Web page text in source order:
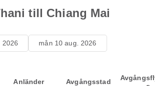
till Chiang Mai
2026 mån 10 aug. 2026
Anländer Avgångsstad